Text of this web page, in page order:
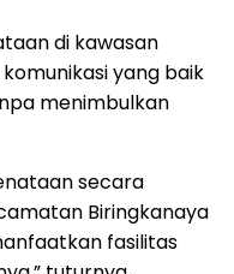
di kawasan
yang baik
menimbulkan
secara
Biringkanaya
fasilitas